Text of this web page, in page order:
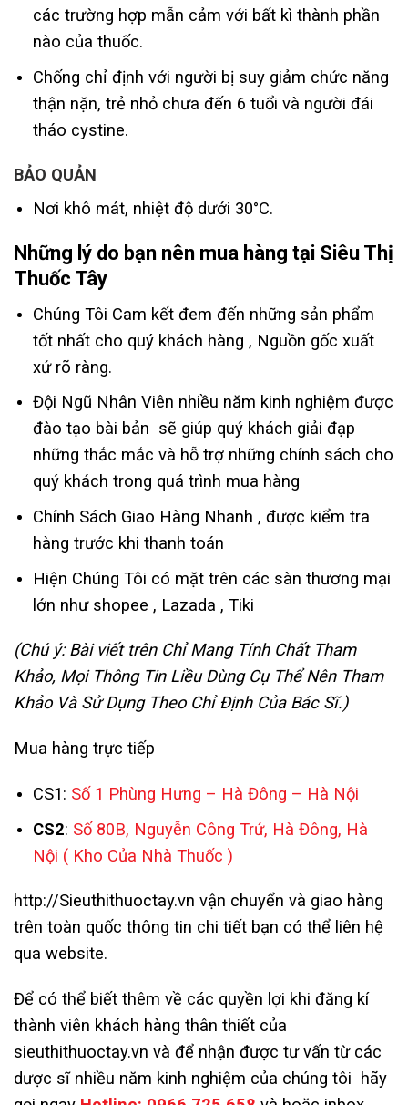
các trường hợp mẫn cảm với bất kì thành phần
nào của thuốc.
Chống chỉ định với người bị suy giảm chức năng
thận nặn, trẻ nhỏ chưa đến 6 tuổi và người đái
tháo cystine.
BẢO QUẢN
Nơi khô mát, nhiệt độ dưới 30°C.
Những lý do bạn nên mua hàng tại Siêu Thị
Thuốc Tây
Chúng Tôi Cam kết đem đến những sản phẩm
tốt nhất cho quý khách hàng , Nguồn gốc xuất
xứ rõ ràng.
Đội Ngũ Nhân Viên nhiều năm kinh nghiệm được
đào tạo bài bản sẽ giúp quý khách giải đạp
những thắc mắc và hỗ trợ những chính sách cho
quý khách trong quá trình mua hàng
Chính Sách Giao Hàng Nhanh , được kiểm tra
hàng trước khi thanh toán
Hiện Chúng Tôi có mặt trên các sàn thương mại
lớn như shopee , Lazada , Tiki
(Chú ý: Bài viết trên Chỉ Mang Tính Chất Tham
Khảo, Mọi Thông Tin Liều Dùng Cụ Thể Nên Tham
Khảo Và Sử Dụng Theo Chỉ Định Của Bác Sĩ.)
Mua hàng trực tiếp
CS1: Số 1 Phùng Hưng – Hà Đông – Hà Nội
CS2: Số 80B, Nguyễn Công Trứ, Hà Đông, Hà
Nội ( Kho Của Nhà Thuốc )
http://Sieuthithuoctay.vn vận chuyển và giao hàng
trên toàn quốc thông tin chi tiết bạn có thể liên hệ
qua website.
Để có thể biết thêm về các quyền lợi khi đăng kí
thành viên khách hàng thân thiết của
sieuthithuoctay.vn và để nhận được tư vấn từ các
dược sĩ nhiều năm kinh nghiệm của chúng tôi hãy